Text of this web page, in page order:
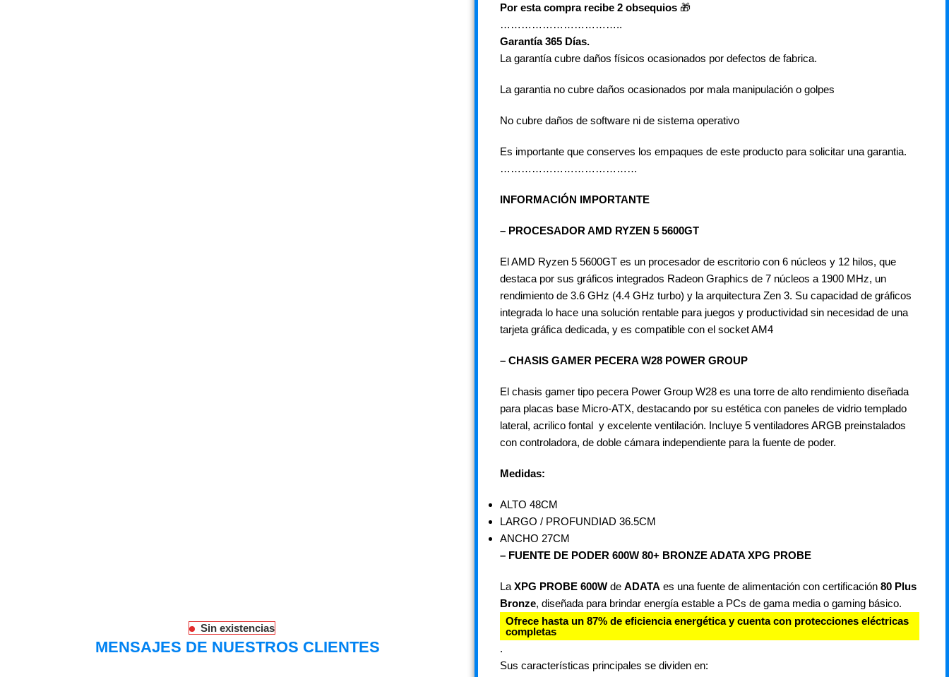
Sin existencias
MENSAJES DE NUESTROS CLIENTES
Por esta compra recibe 2 obsequios 🎁
……………………………..
Garantía 365 Días.
La garantía cubre daños físicos ocasionados por defectos de fabrica.
La garantia no cubre daños ocasionados por mala manipulación o golpes
No cubre daños de software ni de sistema operativo
Es importante que conserves los empaques de este producto para solicitar una garantia.
…………………………………
INFORMACIÓN IMPORTANTE
– PROCESADOR AMD RYZEN 5 5600GT
El AMD Ryzen 5 5600GT es un procesador de escritorio con 6 núcleos y 12 hilos, que
destaca por sus gráficos integrados Radeon Graphics de 7 núcleos a 1900 MHz, un
rendimiento de 3.6 GHz (4.4 GHz turbo) y la arquitectura Zen 3. Su capacidad de gráficos
integrada lo hace una solución rentable para juegos y productividad sin necesidad de una
tarjeta gráfica dedicada, y es compatible con el socket AM4
– CHASIS GAMER PECERA W28 POWER GROUP
El chasis gamer tipo pecera Power Group W28 es una torre de alto rendimiento diseñada
para placas base Micro-ATX, destacando por su estética con paneles de vidrio templado
lateral, acrilico fontal y excelente ventilación. Incluye 5 ventiladores ARGB preinstalados
con controladora, de doble cámara independiente para la fuente de poder.
Medidas:
ALTO 48CM
LARGO / PROFUNDIAD 36.5CM
ANCHO 27CM
– FUENTE DE PODER 600W 80+ BRONZE ADATA XPG PROBE
La XPG PROBE 600W de ADATA es una fuente de alimentación con certificación 80 Plus
Bronze, diseñada para brindar energía estable a PCs de gama media o gaming básico.
Ofrece hasta un 87% de eficiencia energética y cuenta con protecciones eléctricas
completas
.
Sus características principales se dividen en: